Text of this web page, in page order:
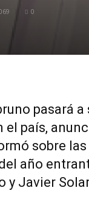
0
pasará
el país,
sobre
año
y Javier